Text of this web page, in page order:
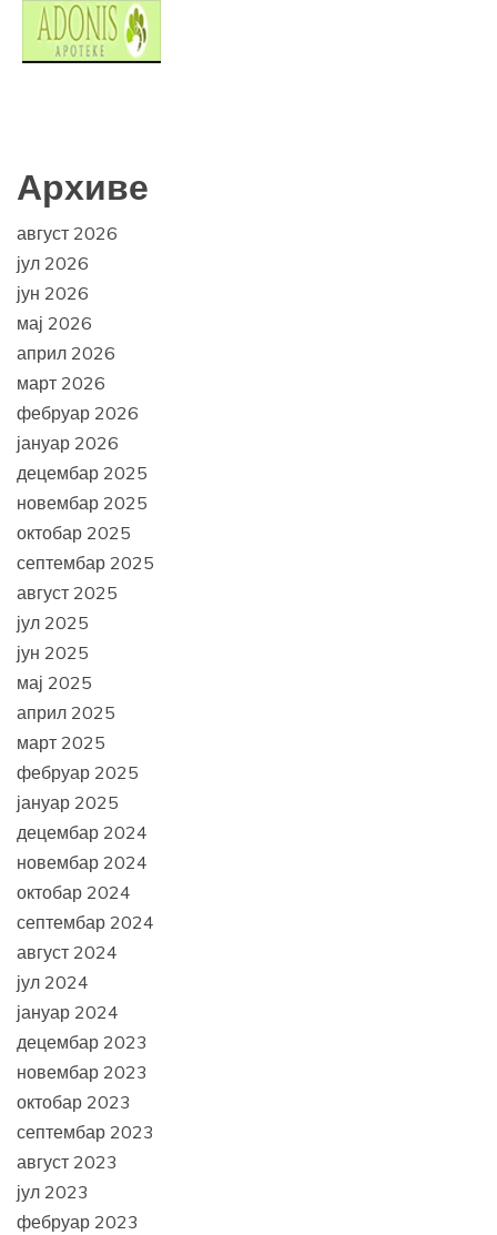
Архиве
август 2026
јул 2026
јун 2026
мај 2026
април 2026
март 2026
фебруар 2026
јануар 2026
децембар 2025
новембар 2025
октобар 2025
септембар 2025
август 2025
јул 2025
јун 2025
мај 2025
април 2025
март 2025
фебруар 2025
јануар 2025
децембар 2024
новембар 2024
октобар 2024
септембар 2024
август 2024
јул 2024
јануар 2024
децембар 2023
новембар 2023
октобар 2023
септембар 2023
август 2023
јул 2023
фебруар 2023